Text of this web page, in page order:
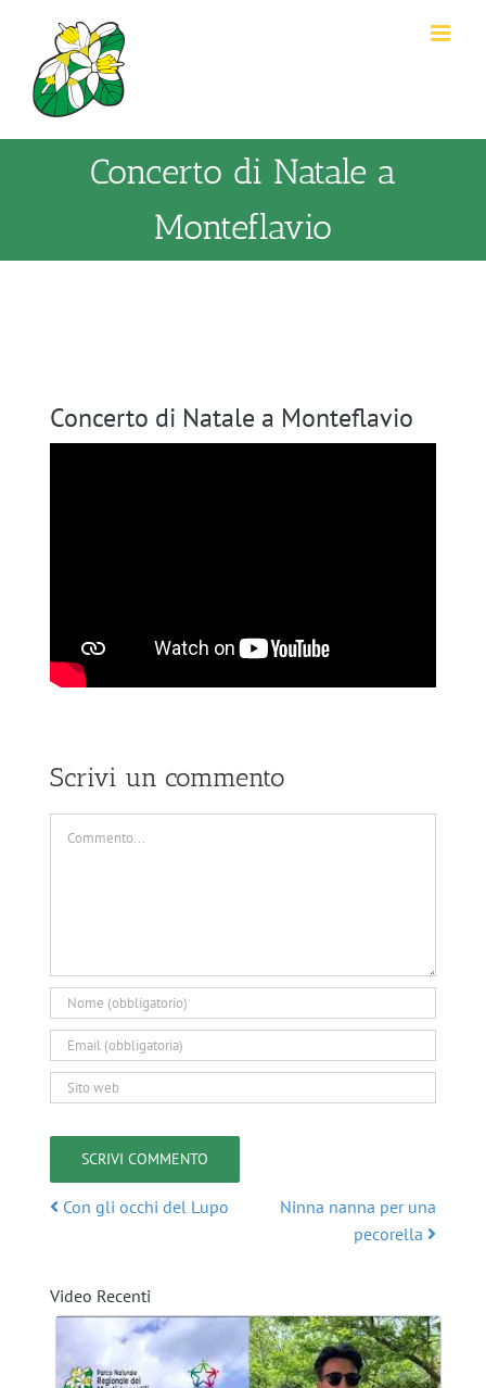
contenuto
Concerto di Natale a
Monteflavio
Concerto di Natale a Monteflavio
Scrivi un commento
Con gli occhi del Lupo
Ninna nanna per una
pecorella
Video Recenti